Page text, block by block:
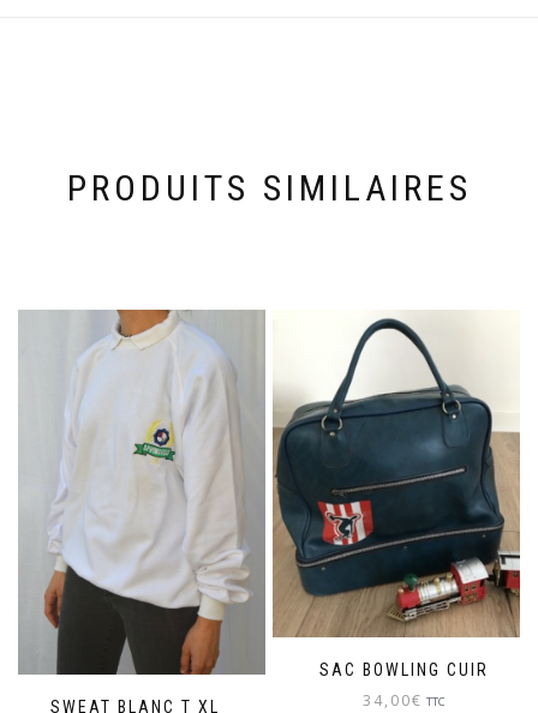
PRODUITS SIMILAIRES
SWEAT BLANC T XL
SAC BOWLING CUIR
34,00€ TTC